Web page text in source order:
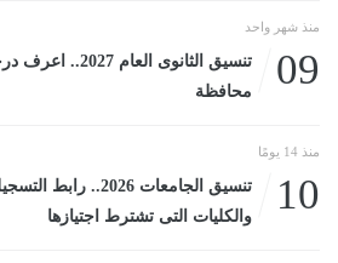
منذ شهر واحد
09
محافظة
منذ 14 يومًا
10
تنسيق الجامعات 2026..
والكليات التى تشترط اجتيازها